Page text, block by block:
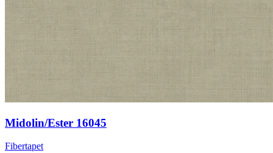
Midolin/Ester 16045
Fibertapet